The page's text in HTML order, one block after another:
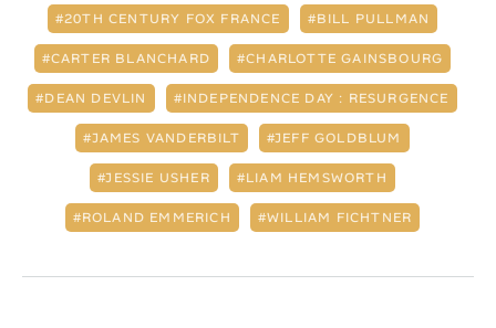
20TH CENTURY FOX FRANCE BILL PULLMAN
CARTER BLANCHARD CHARLOTTE GAINSBOURG
DEAN DEVLIN INDEPENDENCE DAY : RESURGENCE
JAMES VANDERBILT JEFF GOLDBLUM
JESSIE USHER LIAM HEMSWORTH
ROLAND EMMERICH WILLIAM FICHTNER